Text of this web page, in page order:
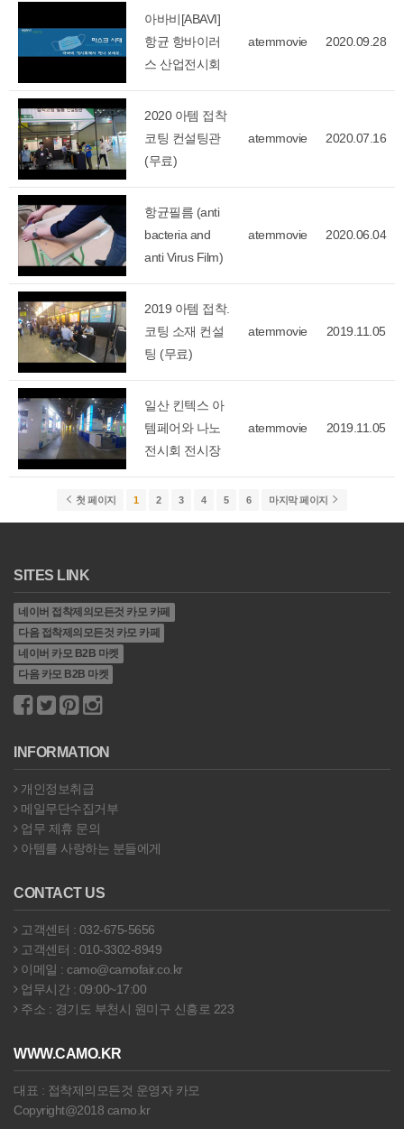
아바비[ABAVI]
항균 항바이러
스 산업전시회
atemmovie 2020.09.28
2020 아템 접착
코팅 컨설팅관
(무료)
atemmovie 2020.07.16
항균필름 (anti
bacteria and
anti Virus Film)
atemmovie 2020.06.04
2019 아템 접착.
코팅 소재 컨설
팅 (무료)
atemmovie 2019.11.05
일산 킨텍스 아
템페어와 나노
전시회 전시장
atemmovie 2019.11.05
첫 페이지 1 2 3 4 5 6 마지막 페이지
SITES LINK
네이버 접착제의모든것 카모 카페
다음 접착제의모든것 카모 카페
네이버 카모 B2B 마켓
다음 카모 B2B 마켓
INFORMATION
개인정보취급
메일무단수집거부
업무 제휴 문의
아템를 사랑하는 분들에게
CONTACT US
고객센터 : 032-675-5656
고객센터 : 010-3302-8949
이메일 : camo@camofair.co.kr
업무시간 : 09:00~17:00
주소 : 경기도 부천시 원미구 신흥로 223
WWW.CAMO.KR
대표 : 접착제의모든것 운영자 카모
Copyright@2018 camo.kr